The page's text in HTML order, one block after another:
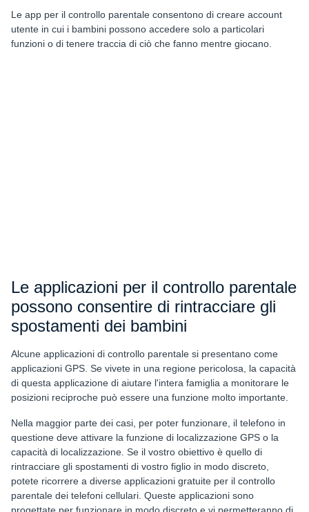
Le app per il controllo parentale consentono di creare account
utente in cui i bambini possono accedere solo a particolari
funzioni o di tenere traccia di ciò che fanno mentre giocano.
Le applicazioni per il controllo parentale
possono consentire di rintracciare gli
spostamenti dei bambini
Alcune applicazioni di controllo parentale si presentano come
applicazioni GPS. Se vivete in una regione pericolosa, la capacità
di questa applicazione di aiutare l'intera famiglia a monitorare le
posizioni reciproche può essere una funzione molto importante.
Nella maggior parte dei casi, per poter funzionare, il telefono in
questione deve attivare la funzione di localizzazione GPS o la
capacità di localizzazione. Se il vostro obiettivo è quello di
rintracciare gli spostamenti di vostro figlio in modo discreto,
potete ricorrere a diverse applicazioni gratuite per il controllo
parentale dei telefoni cellulari. Queste applicazioni sono
progettate per funzionare in modo discreto e vi permetteranno di